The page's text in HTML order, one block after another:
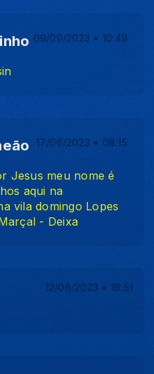
09/09/2023 • 10:49
17/06/2023 • 08:15
Jesus meu nome é
aqui na
vila domingo Lopes
- Deixa
12/06/2023 • 18:51